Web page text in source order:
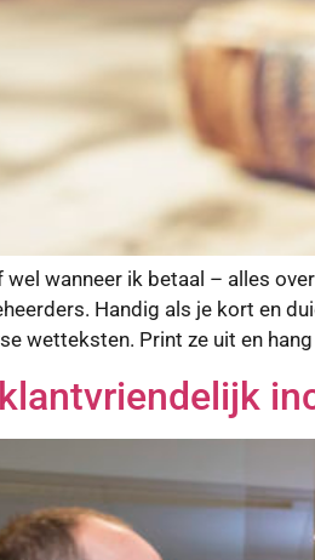
wel wanneer ik betaal – alles
Handig als je kort en
wetteksten. Print ze uit en